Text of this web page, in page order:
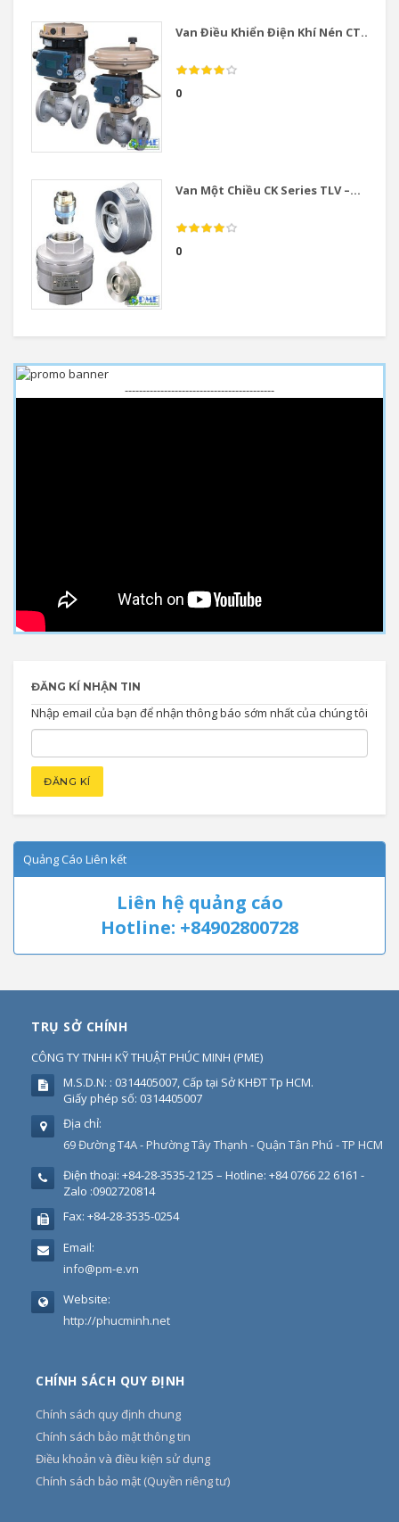
Van Điều Khiển Điện Khí Nén CT...
0
Van Một Chiều CK Series TLV –...
0
------------------------------------------
ĐĂNG KÍ NHẬN TIN
Nhập email của bạn để nhận thông báo sớm nhất của chúng tôi
Quảng Cáo Liên kết
Liên hệ quảng cáo
Hotline: +84902800728
TRỤ SỞ CHÍNH
CÔNG TY TNHH KỸ THUẬT PHÚC MINH (PME)
M.S.D.N: : 0314405007, Cấp tại Sở KHĐT Tp HCM.
Giấy phép số: 0314405007
Địa chỉ:
69 Đường T4A - Phường Tây Thạnh - Quận Tân Phú - TP HCM
Điện thoại: +84-28-3535-2125 – Hotline: +84 0766 22 6161 -
Zalo :0902720814
Fax: +84-28-3535-0254
Email:
info@pm-e.vn
Website:
http://phucminh.net
CHÍNH SÁCH QUY ĐỊNH
Chính sách quy định chung
Chính sách bảo mật thông tin
Điều khoản và điều kiện sử dụng
Chính sách bảo mật (Quyền riêng tư)